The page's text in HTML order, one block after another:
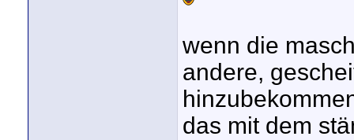
wenn die
andere,
das mit dem